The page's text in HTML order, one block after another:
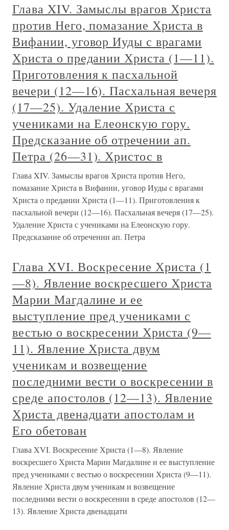
Глава XIV. Замыслы врагов Христа
против Него, помазание Христа в
Вифании, уговор Иуды с врагами
Христа о предании Христа (1—11).
Приготовления к пасхальной
вечери (12—16). Пасхальная вечеря
(17—25). Удаление Христа с
учениками на Елеонскую гору.
Предсказание об отречении ап.
Петра (26—31). Христос в
Глава XIV. Замыслы врагов Христа против Него,
помазание Христа в Вифании, уговор Иуды с врагами
Христа о предании Христа (1—11). Приготовления к
пасхальной вечери (12—16). Пасхальная вечеря (17—25).
Удаление Христа с учениками на Елеонскую гору.
Предсказание об отречении ап. Петра
Глава XVI. Воскресение Христа (1
—8). Явление воскресшего Христа
Марии Магдалине и ее
выступление пред учениками с
вестью о воскресении Христа (9—
11). Явление Христа двум
ученикам и возвещение
последними вести о воскресении в
среде апостолов (12—13). Явление
Христа двенадцати апостолам и
Его обетован
Глава XVI. Воскресение Христа (1—8). Явление
воскресшего Христа Марии Магдалине и ее выступление
пред учениками с вестью о воскресении Христа (9—11).
Явление Христа двум ученикам и возвещение
последними вести о воскресении в среде апостолов (12—
13). Явление Христа двенадцати